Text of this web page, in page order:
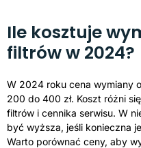
Ile kosztuje
filtrów w 2024?
W 2024 roku cena wymiany
200 do 400 zł. Koszt różni
filtrów i cennika serwisu. W
być wyższa, jeśli konieczna
Warto porównać ceny, aby